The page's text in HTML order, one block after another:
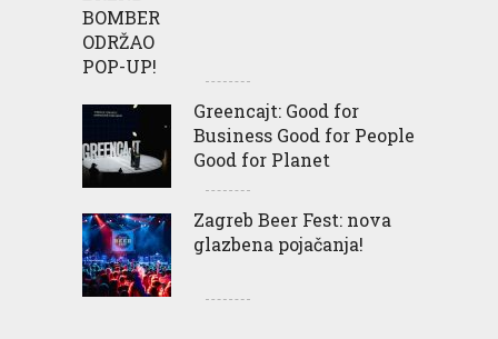
Greencajt: Good for
Business Good for People
Good for Planet
Zagreb Beer Fest: nova
glazbena pojačanja!